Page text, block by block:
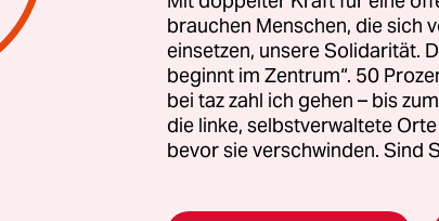
nur ein T-Shirt, ein Laptop und
zu verlassen, diese Entscheidung habe
getroffen“, sagt Kamaljagin. „Aber ich
oder länger ins Gefängnis zu gehen.“
brauchen Menschen, die sich
einsetzen, unsere Solidarität.
beginnt im Zentrum“. 50
bei taz zahl ich gehen – bis
die linke, selbstverwaltete
bevor sie verschwinden. Sind